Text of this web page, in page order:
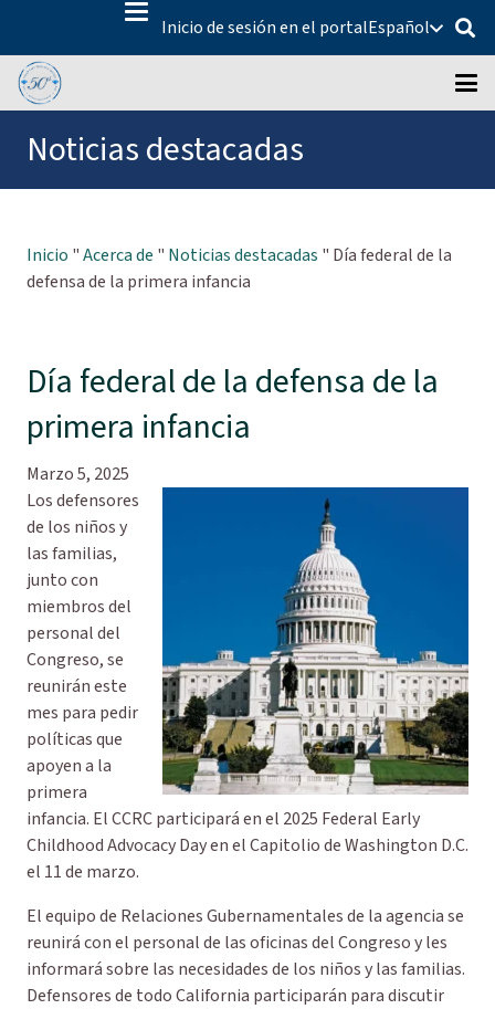
Inicio de sesión en el portalEspañol
Noticias destacadas
Inicio "Acerca de " Noticias destacadas " Día federal de la
defensa de la primera infancia
Día federal de la defensa de la
primera infancia
Marzo 5, 2025
Los defensores
de los niños y
las familias,
junto con
miembros del
personal del
Congreso, se
reunirán este
mes para pedir
políticas que
apoyen a la
primera
infancia. El CCRC participará en el 2025 Federal Early
Childhood Advocacy Day en el Capitolio de Washington D.C.
el 11 de marzo.
El equipo de Relaciones Gubernamentales de la agencia se
reunirá con el personal de las oficinas del Congreso y les
informará sobre las necesidades de los niños y las familias.
Defensores de todo California participarán para discutir